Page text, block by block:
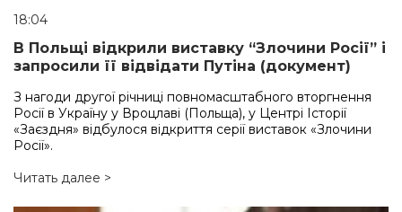
18:04
В Польщі відкрили виставку “Злочини Росії” і
запросили її відвідати Путіна (документ)
З нагоди другої річниці повномасштабного вторгнення
Росії в Україну у Вроцлаві (Польща), у Центрі Історії
«Заєздня» відбулося відкриття серії виставок «Злочини
Росії».
Читать далее >